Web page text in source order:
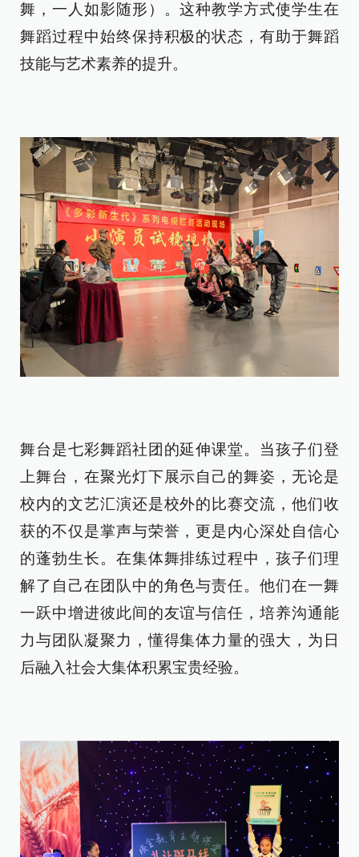
舞，一人如影随形）。这种教学方式使学生在
舞蹈过程中始终保持积极的状态，有助于舞蹈
技能与艺术素养的提升。
舞台是七彩舞蹈社团的延伸课堂。当孩子们登
上舞台，在聚光灯下展示自己的舞姿，无论是
校内的文艺汇演还是校外的比赛交流，他们收
获的不仅是掌声与荣誉，更是内心深处自信心
的蓬勃生长。在集体舞排练过程中，孩子们理
解了自己在团队中的角色与责任。他们在一舞
一跃中增进彼此间的友谊与信任，培养沟通能
力与团队凝聚力，懂得集体力量的强大，为日
后融入社会大集体积累宝贵经验。